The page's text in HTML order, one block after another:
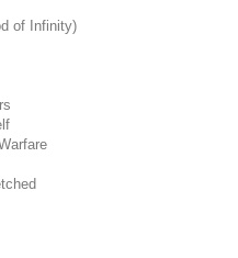
of Infinity)